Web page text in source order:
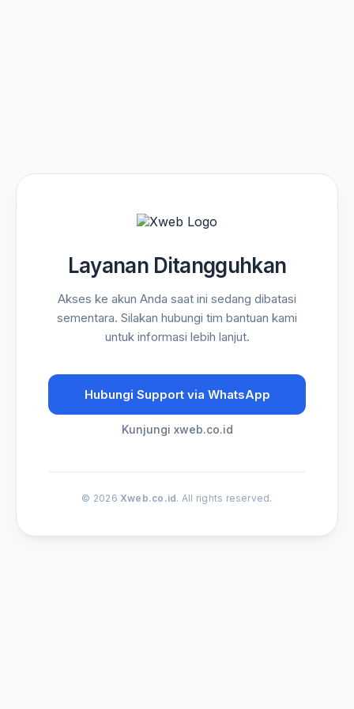
Layanan Ditangguhkan
Akses ke akun Anda saat ini sedang dibatasi
sementara. Silakan hubungi tim bantuan kami
untuk informasi lebih lanjut.
Hubungi Support via WhatsApp
Kunjungi xweb.co.id
© 2026 Xweb.co.id. All rights reserved.